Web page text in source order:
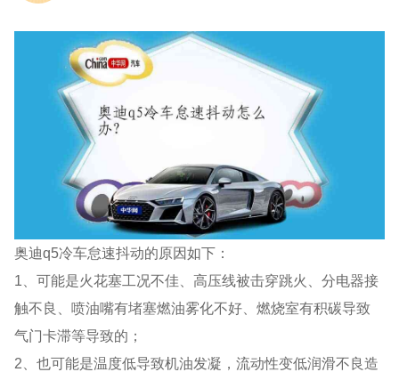
奥迪q5冷车怠速抖动的原因如下：
1、可能是火花塞工况不佳、高压线被击穿跳火、分电器接
触不良、喷油嘴有堵塞燃油雾化不好、燃烧室有积碳导致
气门卡滞等导致的；
2、也可能是温度低导致机油发凝，流动性变低润滑不良造